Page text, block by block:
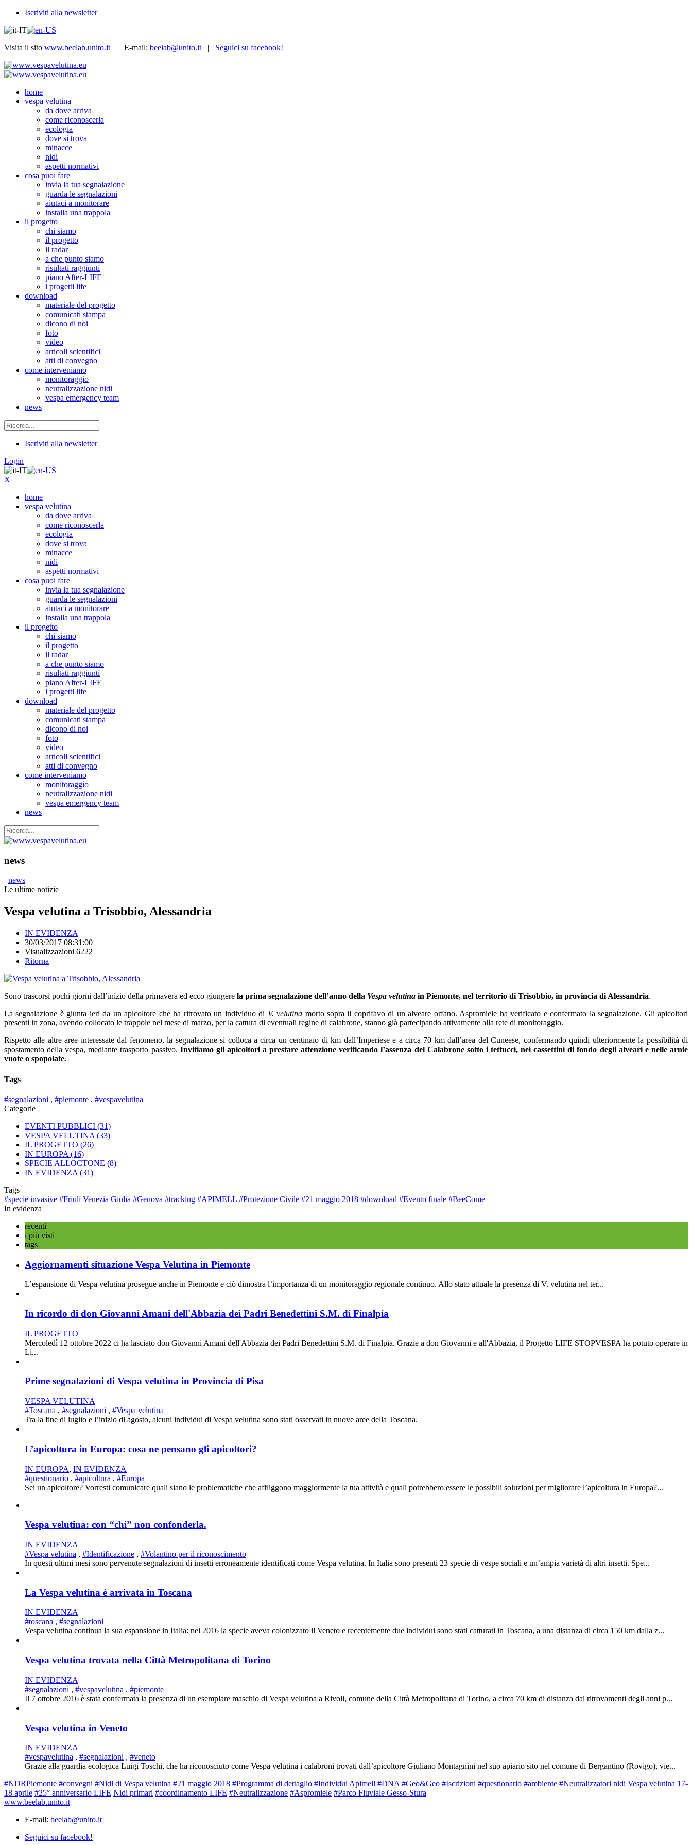
Iscriviti alla newsletter
Visita il sito www.beelab.unito.it | E-mail: beelab@unito.it | Seguici su facebook!
home
vespa velutina
da dove arriva
come riconoscerla
ecologia
dove si trova
minacce
nidi
aspetti normativi
cosa puoi fare
invia la tua segnalazione
guarda le segnalazioni
aiutaci a monitorare
installa una trappola
il progetto
chi siamo
il progetto
il radar
a che punto siamo
risultati raggiunti
piano After-LIFE
i progetti life
download
materiale del progetto
comunicati stampa
dicono di noi
foto
video
articoli scientifici
atti di convegno
come interveniamo
monitoraggio
neutralizzazione nidi
vespa emergency team
news
Iscriviti alla newsletter
Login
X
home
vespa velutina
da dove arriva
come riconoscerla
ecologia
dove si trova
minacce
nidi
aspetti normativi
cosa puoi fare
invia la tua segnalazione
guarda le segnalazioni
aiutaci a monitorare
installa una trappola
il progetto
chi siamo
il progetto
il radar
a che punto siamo
risultati raggiunti
piano After-LIFE
i progetti life
download
materiale del progetto
comunicati stampa
dicono di noi
foto
video
articoli scientifici
atti di convegno
come interveniamo
monitoraggio
neutralizzazione nidi
vespa emergency team
news
news
news
Le ultime notizie
Vespa velutina a Trisobbio, Alessandria
IN EVIDENZA
30/03/2017 08:31:00
Visualizzazioni 6222
Ritorna
Sono trascorsi pochi giorni dall’inizio della primavera ed ecco giungere la prima segnalazione dell’anno della Vespa velutina in Piemonte, nel territorio di Trisobbio, in provincia di Alessandria.
La segnalazione è giunta ieri da un apicoltore che ha ritrovato un individuo di V. velutina morto sopra il coprifavo di un alveare orfano. Aspromiele ha verificato e confermato la segnalazione. Gli apicoltori
presenti in zona, avendo collocato le trappole nel mese di marzo, per la cattura di eventuali regine di calabrone, stanno già partecipando attivamente alla rete di monitoraggio.
Rispetto alle altre aree interessate dal fenomeno, la segnalazione si colloca a circa un centinaio di km dall’Imperiese e a circa 70 km dall’area del Cuneese, confermando quindi ulteriormente la possibilità di
spostamento della vespa, mediante trasporto passivo. Invitiamo gli apicoltori a prestare attenzione verificando l’assenza del Calabrone sotto i tettucci, nei cassettini di fondo degli alveari e nelle arnie
vuote o spopolate.
Tags
#segnalazioni , #piemonte , #vespavelutina
Categorie
EVENTI PUBBLICI (31)
VESPA VELUTINA (33)
IL PROGETTO (26)
IN EUROPA (16)
SPECIE ALLOCTONE (8)
IN EVIDENZA (31)
Tags
#specie invasive #Friuli Venezia Giulia #Genova #tracking #APIMELL #Protezione Civile #21 maggio 2018 #download #Evento finale #BeeCome
In evidenza
recenti
i più visti
tags
Aggiornamenti situazione Vespa Velutina in Piemonte
L’espansione di Vespa velutina prosegue anche in Piemonte e ciò dimostra l’importanza di un monitoraggio regionale continuo. Allo stato attuale la presenza di V. velutina nel ter...
In ricordo di don Giovanni Amani dell'Abbazia dei Padri Benedettini S.M. di Finalpia
IL PROGETTO
Mercoledì 12 ottobre 2022 ci ha lasciato don Giovanni Amani dell'Abbazia dei Padri Benedettini S.M. di Finalpia. Grazie a don Giovanni e all'Abbazia, il Progetto LIFE STOPVESPA ha potuto operare in
Li...
Prime segnalazioni di Vespa velutina in Provincia di Pisa
VESPA VELUTINA
#Toscana , #segnalazioni , #Vespa velutina
Tra la fine di luglio e l’inizio di agosto, alcuni individui di Vespa velutina sono stati osservati in nuove aree della Toscana.
L’apicoltura in Europa: cosa ne pensano gli apicoltori?
IN EUROPA, IN EVIDENZA
#questionario , #apicoltura , #Europa
Sei un apicoltore? Vorresti comunicare quali siano le problematiche che affliggono maggiormente la tua attività e quali potrebbero essere le possibili soluzioni per migliorare l’apicoltura in Europa?...
Vespa velutina: con “chi” non confonderla.
IN EVIDENZA
#Vespa velutina , #Identificazione , #Volantino per il riconoscimento
In questi ultimi mesi sono pervenute segnalazioni di insetti erroneamente identificati come Vespa velutina. In Italia sono presenti 23 specie di vespe sociali e un’ampia varietà di altri insetti. Spe...
La Vespa velutina è arrivata in Toscana
IN EVIDENZA
#toscana , #segnalazioni
Vespa velutina continua la sua espansione in Italia: nel 2016 la specie aveva colonizzato il Veneto e recentemente due individui sono stati catturati in Toscana, a una distanza di circa 150 km dalla z...
Vespa velutina trovata nella Città Metropolitana di Torino
IN EVIDENZA
#segnalazioni , #vespavelutina , #piemonte
Il 7 ottobre 2016 è stata confermata la presenza di un esemplare maschio di Vespa velutina a Rivoli, comune della Città Metropolitana di Torino, a circa 70 km di distanza dai ritrovamenti degli anni p...
Vespa velutina in Veneto
IN EVIDENZA
#vespavelutina , #segnalazioni , #veneto
Grazie alla guardia ecologica Luigi Toschi, che ha riconosciuto come Vespa velutina i calabroni trovati dall’apicoltore Giuliano Montagnini nel suo apiario sito nel comune di Bergantino (Rovigo), vie...
#NDRPiemonte #convegni #Nidi di Vespa velutina #21 maggio 2018 #Programma di dettaglio #Individui Apimell #DNA #Geo&Geo #Iscrizioni #questionario #ambiente #Neutralizzatori nidi Vespa velutina 17-
18 aprile #25° anniversario LIFE Nidi primari #coordinamento LIFE #Neutralizzazione #Aspromiele #Parco Fluviale Gesso-Stura
www.beelab.unito.it
E-mail: beelab@unito.it
Seguici su facebook!